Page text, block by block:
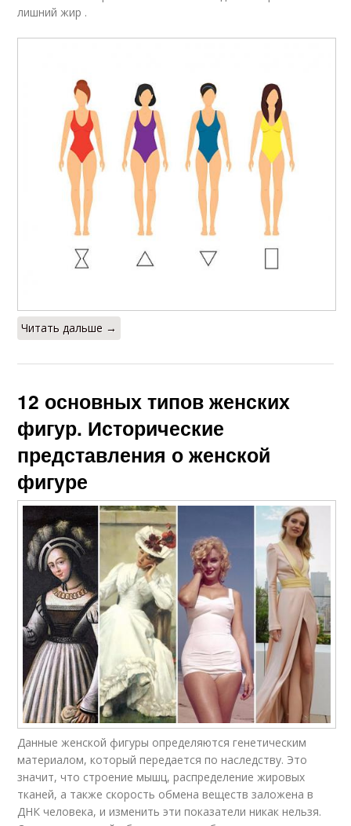
лишний жир .
Читать дальше →
12 основных типов женских
фигур. Исторические
представления о женской
фигуре
Данные женской фигуры определяются генетическим
материалом, который передается по наследству. Это
значит, что строение мышц, распределение жировых
тканей, а также скорость обмена веществ заложена в
ДНК человека, и изменить эти показатели никак нельзя.